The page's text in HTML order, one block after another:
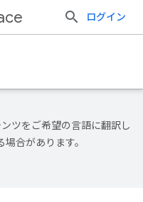
ログイン
ツをご希望の言語に翻訳し
合があります。